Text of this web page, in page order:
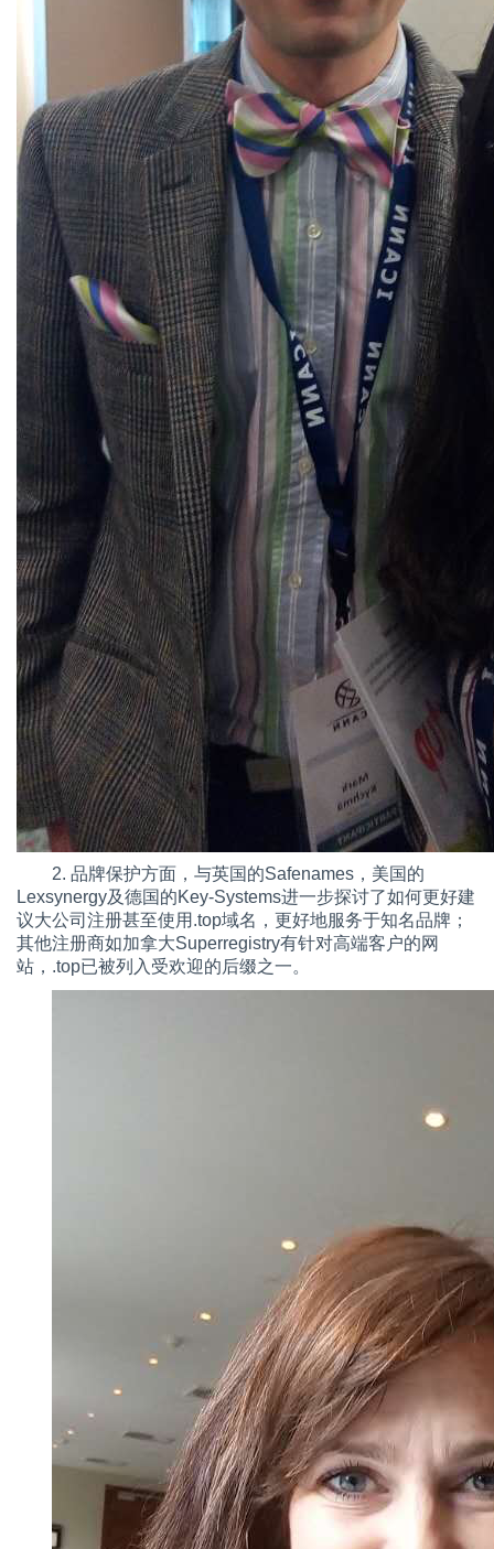
2. 品牌保护方面，与英国的Safenames，美国的
Lexsynergy及德国的Key-Systems进一步探讨了如何更好建
议大公司注册甚至使用.top域名，更好地服务于知名品牌；
其他注册商如加拿大Superregistry有针对高端客户的网
站，.top已被列入受欢迎的后缀之一。